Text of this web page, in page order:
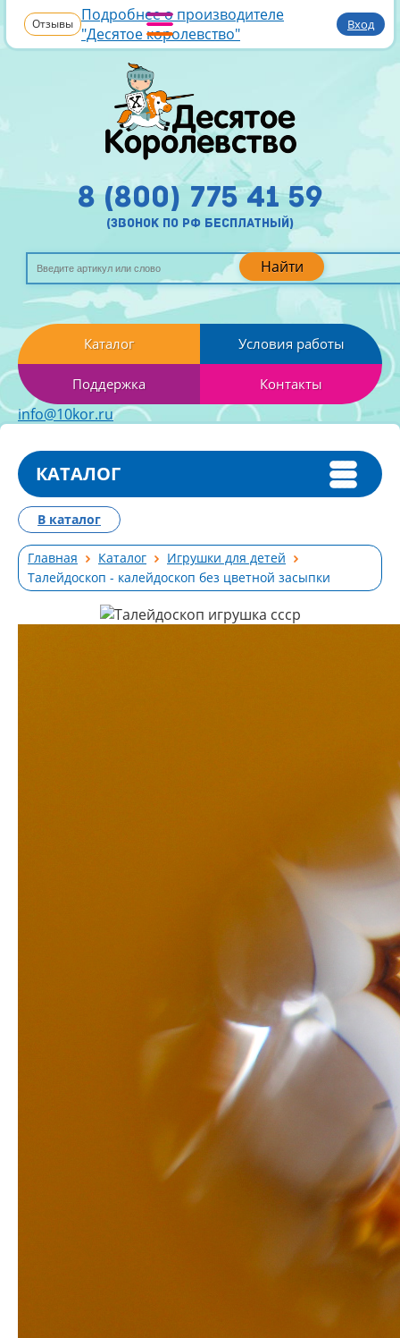
Отзывы Подробнее о производителе
"Десятое королевство"
Вход
Найти
8 (800) 775 41 59
(звонок по рф бесплатный)
Каталог Условия работы
Поддержка Контакты
info@10kor.ru
КАТАЛОГ
Главная Каталог
Игрушки для детей
Талейдоскоп - калейдоскоп без цветной засыпки
В каталог